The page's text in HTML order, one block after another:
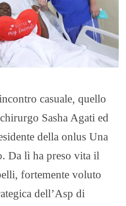
casuale, quello
Sasha Agati ed
della onlus Una
Da lì ha preso vita il
fortemente voluto
dell’Asp di